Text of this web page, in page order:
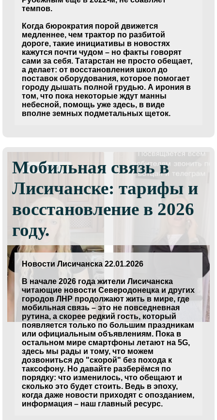
темпов.
Когда бюрократия порой движется
медленнее, чем трактор по разбитой
дороге, такие инициативы в новостях
кажутся почти чудом – но факты говорят
сами за себя. Татарстан не просто обещает,
а делает: от восстановления школ до
поставок оборудования, которое помогает
городу дышать полной грудью. А ирония в
том, что пока некоторые ждут манны
небесной, помощь уже здесь, в виде
вполне земных подметальных щеток.
Мобильная связь в
Лисичанске: тарифы и
восстановление в 2026
году.
Новости Лисичанска 22.01.2026
В начале 2026 года жители Лисичанска
читающие новости Северодонецка и других
городов ЛНР продолжают жить в мире, где
мобильная связь – это не повседневная
рутина, а скорее редкий гость, который
появляется только по большим праздникам
или официальным объявлениям. Пока в
остальном мире смартфоны летают на 5G,
здесь мы рады и тому, что можем
дозвониться до "скорой" без похода к
таксофону. Но давайте разберёмся по
порядку: что изменилось, что обещают и
сколько это будет стоить. Ведь в эпоху,
когда даже новости приходят с опозданием,
информация – наш главный ресурс.